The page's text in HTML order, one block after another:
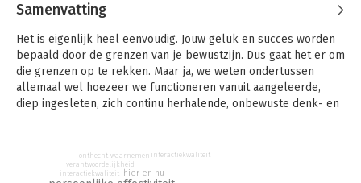
Samenvatting
Het is eigenlijk heel eenvoudig. Jouw geluk en succes worden
bepaald door de grenzen van je bewustzijn. Dus gaat het er om
die grenzen op te rekken. Maar ja, we weten ondertussen
allemaal wel hoezeer we functioneren vanuit aangeleerde,
diep ingesleten, zich continu herhalende, onbewuste denk- en
vrije wil - als dat überhaupt al mogelijk is. Kortom bewust
leven is zo makkelijk nog niet. Daar gaat dit boek over, hoe je
hier en nu
interactiekwaliteit
verantwoordelijkheid
onthecht waarnemen interactiekwaliteit